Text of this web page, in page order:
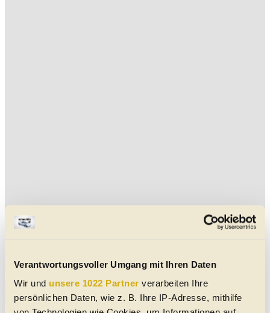
Verantwortungsvoller Umgang mit Ihren Daten
Wir und unsere 1022 Partner verarbeiten Ihre
persönlichen Daten, wie z. B. Ihre IP-Adresse, mithilfe
Aktuelle Mercedes ML 300 Gebrauchtwagen-Angebote
Keine Daten verfügbar
Alle Mercedes ML 300 Gebrauchtwagen-Angebote